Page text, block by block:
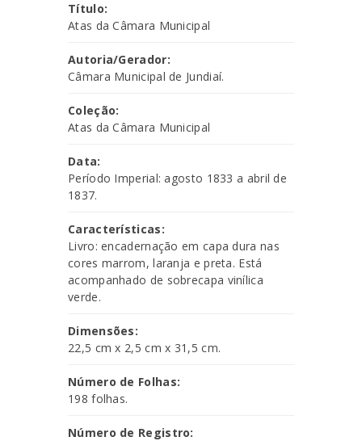
Título:
Atas da Câmara Municipal
Autoria/Gerador:
Câmara Municipal de Jundiaí.
Coleção:
Atas da Câmara Municipal
Data:
Período Imperial: agosto 1833 a abril de
1837.
Características:
Livro: encadernação em capa dura nas
cores marrom, laranja e preta. Está
acompanhado de sobrecapa vinílica
verde.
Dimensões:
22,5 cm x 2,5 cm x 31,5 cm.
Número de Folhas:
198 folhas.
Número de Registro: